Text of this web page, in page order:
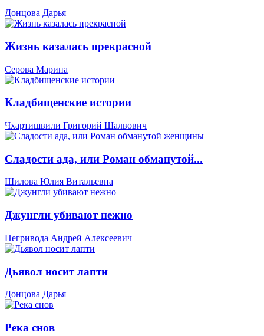
Донцова Дарья
Жизнь казалась прекрасной
Серова Марина
Кладбищенские истории
Чхартишвили Григорий Шалвович
Сладости ада, или Роман обманутой...
Шилова Юлия Витальевна
Джунгли убивают нежно
Негривода Андрей Алексеевич
Дьявол носит лапти
Донцова Дарья
Река снов